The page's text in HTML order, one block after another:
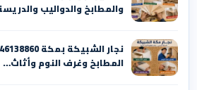
والمطابخ والدواليب
المطابخ وغرف النوم وأثاث…